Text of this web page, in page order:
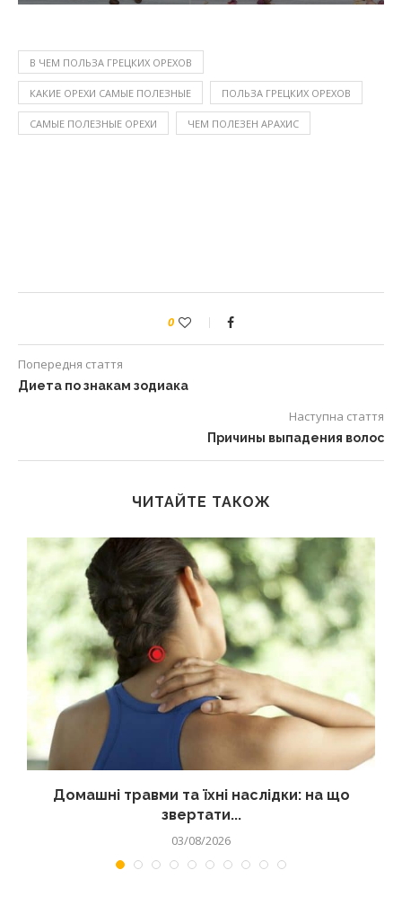
В ЧЕМ ПОЛЬЗА ГРЕЦКИХ ОРЕХОВ
КАКИЕ ОРЕХИ САМЫЕ ПОЛЕЗНЫЕ ПОЛЬЗА ГРЕЦКИХ ОРЕХОВ
САМЫЕ ПОЛЕЗНЫЕ ОРЕХИ ЧЕМ ПОЛЕЗЕН АРАХИС
0
Попередня стаття
Диета по знакам зодиака
Наступна стаття
Причины выпадения волос
ЧИТАЙТЕ ТАКОЖ
Домашні травми та їхні наслідки: на що
звертати...
03/08/2026